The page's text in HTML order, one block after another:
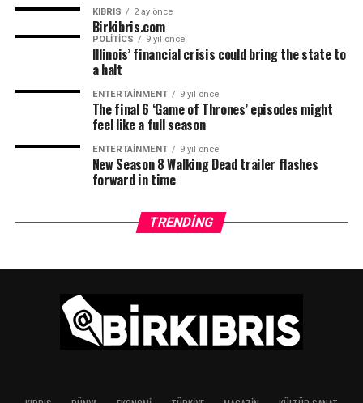
KIBRIS 2 ay önce
Birkibris.com
POLITICS 9 yıl önce
Illinois’ financial crisis could bring the state to
a halt
ENTERTAINMENT 9 yıl önce
The final 6 ‘Game of Thrones’ episodes might
feel like a full season
ENTERTAINMENT 9 yıl önce
New Season 8 Walking Dead trailer flashes
forward in time
TRENDING